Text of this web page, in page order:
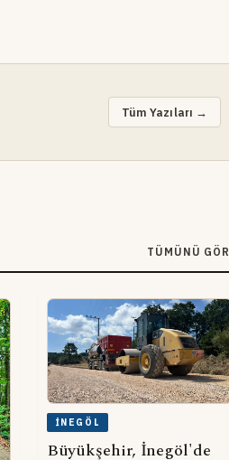
Tüm Yazıları →
TÜMÜNÜ GÖR
İNEGÖL
Büyükşehir, İnegöl'de